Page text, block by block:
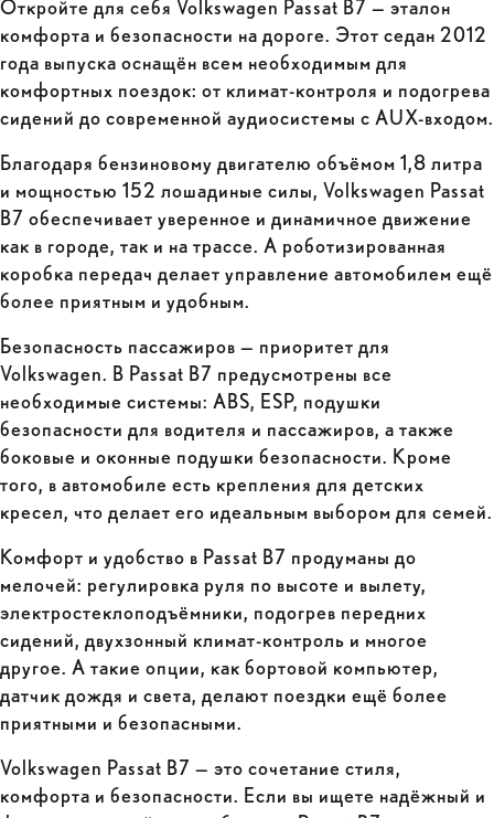
Откройте для себя Volkswagen Passat B7 — эталон
комфорта и безопасности на дороге. Этот седан 2012
года выпуска оснащён всем необходимым для
комфортных поездок: от климат-контроля и подогрева
сидений до современной аудиосистемы с AUX-входом.
Благодаря бензиновому двигателю объёмом 1,8 литра
и мощностью 152 лошадиные силы, Volkswagen Passat
B7 обеспечивает уверенное и динамичное движение
как в городе, так и на трассе. А роботизированная
коробка передач делает управление автомобилем ещё
более приятным и удобным.
Безопасность пассажиров — приоритет для
Volkswagen. В Passat B7 предусмотрены все
необходимые системы: ABS, ESP, подушки
безопасности для водителя и пассажиров, а также
боковые и оконные подушки безопасности. Кроме
того, в автомобиле есть крепления для детских
кресел, что делает его идеальным выбором для семей.
Комфорт и удобство в Passat B7 продуманы до
мелочей: регулировка руля по высоте и вылету,
электростеклоподъёмники, подогрев передних
сидений, двухзонный климат-контроль и многое
другое. А такие опции, как бортовой компьютер,
датчик дождя и света, делают поездки ещё более
приятными и безопасными.
Volkswagen Passat B7 — это сочетание стиля,
комфорта и безопасности. Если вы ищете надёжный и